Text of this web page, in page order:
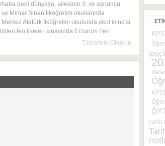
dedi dünyaya, ailesinin 3. ve sonuncu
Mimar Sinan İlköğretim okullarında
Atatürk İlköğretim okulunda okul ikincisi
fen liseleri sınavında Erzurum Fen
Tamamını Okuyun
canlı